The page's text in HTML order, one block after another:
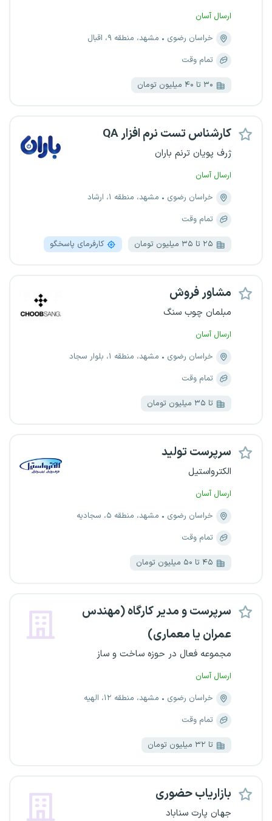
ارسال آسان
خراسان رضوی
مشهد، منطقه ۹، اقبال
تمام وقت
۳۰ تا ۴۰ میلیون تومان
کارشناس تست نرم افزار QA
ژرف پویان ترنم باران
ارسال آسان
خراسان رضوی
مشهد، منطقه ۱، ارشاد
تمام وقت
۲۵ تا ۳۵ میلیون تومان کارفرمای پاسخگو
مشاور فروش
مبلمان چوب سنگ
ارسال آسان
خراسان رضوی
مشهد، منطقه ۱، بلوار سجاد
تمام وقت
تا ۳۵ میلیون تومان
سرپرست تولید
الکترواستیل
ارسال آسان
خراسان رضوی
مشهد، منطقه ۵، سجادیه
تمام وقت
۴۵ تا ۵۰ میلیون تومان
سرپرست و مدیر کارگاه (مهندس
عمران یا معماری)
مجموعه فعال در حوزه ساخت و ساز
ارسال آسان
خراسان رضوی
مشهد، منطقه ۱۲، الهیه
تمام وقت
تا ۳۲ میلیون تومان
بازاریاب حضوری
جهان پارت سناباد